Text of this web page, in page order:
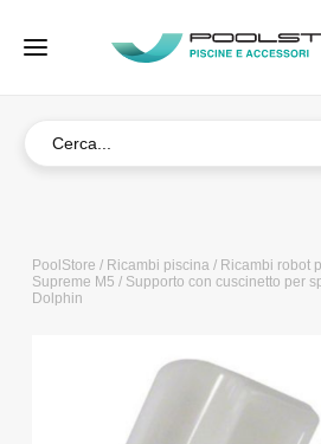
PoolStore / Ricambi piscina/ Ricambi robot
Supreme M5 / Supporto con cuscinetto per
Dolphin